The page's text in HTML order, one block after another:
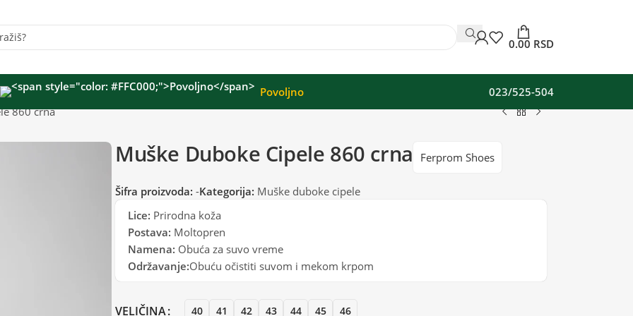
0.00 RSD
Povoljno
023/525-504
860 crna
Muške Duboke Cipele 860 crna Ferprom Shoes
Šifra proizvoda: -Kategorija: Muške duboke cipele
Lice: Prirodna koža
Postava: Moltopren
Namena: Obuća za suvo vreme
Održavanje:Obuću očistiti suvom i mekom krpom
VELIČINA 40 41 42 43 44 45 46